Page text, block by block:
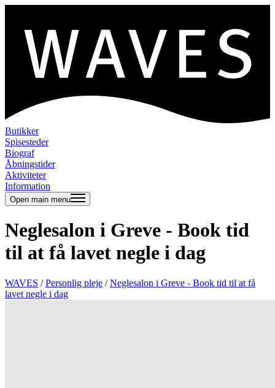
Butikker
Spisesteder
Biograf
Åbningstider
Aktiviteter
Information
Open main menu
Neglesalon i Greve - Book tid
til at få lavet negle i dag
WAVES /Personlig pleje /Neglesalon i Greve - Book tid til at få
lavet negle i dag